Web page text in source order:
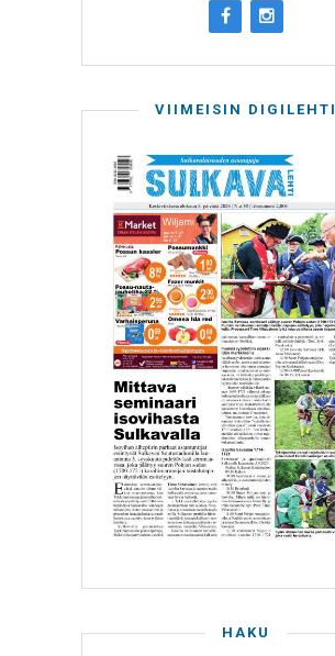
VIIMEISIN DIGILEHTI
HAKU